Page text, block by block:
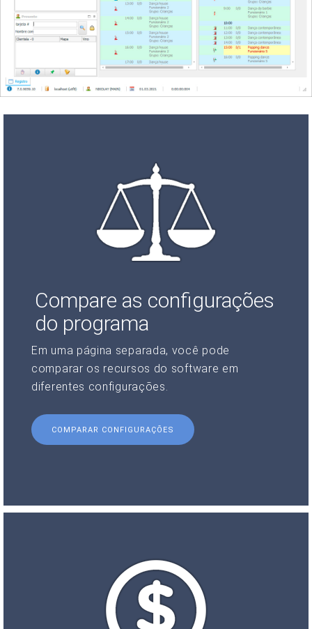
Compare as configurações
do programa
Em uma página separada, você pode
comparar os recursos do software em
diferentes configurações.
COMPARAR CONFIGURAÇÕES